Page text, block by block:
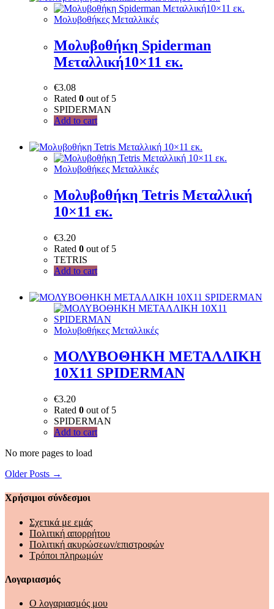
Μολυβοθήκες Μεταλλικές
Μολυβοθήκη Spiderman
Μεταλλική10×11 εκ.
€3.08
Rated 0 out of 5
SPIDERMAN
Add to cart
Μολυβοθήκες Μεταλλικές
Μολυβοθήκη Tetris Μεταλλική
10×11 εκ.
€3.20
Rated 0 out of 5
TETRIS
Add to cart
Μολυβοθήκες Μεταλλικές
ΜΟΛΥΒΟΘΗΚΗ ΜΕΤΑΛΛΙΚΗ
10X11 SPIDERMAN
€3.20
Rated 0 out of 5
SPIDERMAN
Add to cart
No more pages to load
Older Posts →
Χρήσιμοι σύνδεσμοι
Σχετικά με εμάς
Πολιτική απορρήτου
Πολιτική ακυρώσεων/επιστροφών
Τρόποι πληρωμών
Λογαριασμός
Ο λογαριασμός μου